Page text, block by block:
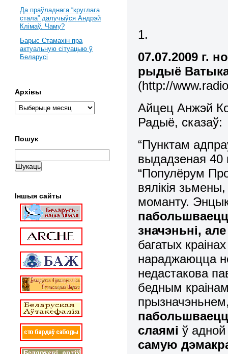
1.
07.07.2009 г.
рыдыё
(http://
Айцец Анжэй
Радыё, сказаў:
“Пунктам
выдадзеная
“Популёрум
вялікія
моманту.
значэньні,
багатых
нараджаюцца
недастакова
бедным
слаямі ў адной
самую
Да праўладнага “круглага
стала” далучыўся Андрэй
Клімаў. Чаму?
Барыс Стамахін пра
актуальную сітуацыю ў
Беларусі
Архівы
Пошук
Іншыя сайты